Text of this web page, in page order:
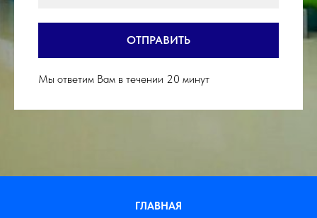
ОТПРАВИТЬ
Мы ответим Вам в течении 20 минут
ГЛАВНАЯ